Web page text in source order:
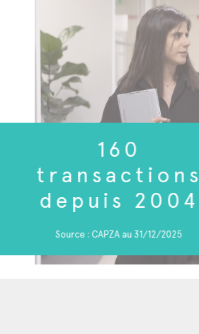
160
transactions
depuis 2004
Source : CAPZA au 31/12/2025